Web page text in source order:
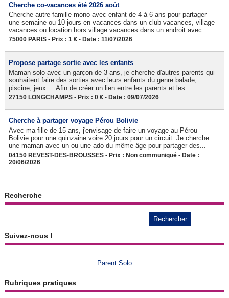
Cherche co-vacances été 2026 août
Cherche autre famille mono avec enfant de 4 à 6 ans pour partager
une semaine ou 10 jours en vacances dans un club vacances, village
vacances ou location hors village vacances dans un endroit avec...
75000 PARIS - Prix : 1 € - Date : 11/07/2026
Propose partage sortie avec les enfants
Maman solo avec un garçon de 3 ans, je cherche d'autres parents qui
souhaitent faire des sorties avec leurs enfants du genre balade,
piscine, jeux ... Afin de créer un lien entre les parents et les...
27150 LONGCHAMPS - Prix : 0 € - Date : 09/07/2026
Cherche à partager voyage Pérou Bolivie
Avec ma fille de 15 ans, j'envisage de faire un voyage au Pérou
Bolivie pour une quinzaine voire 20 jours pour un circuit. Je cherche
une maman avec un ou une ado du même âge pour partager des...
04150 REVEST-DES-BROUSSES - Prix : Non communiqué - Date :
20/06/2026
Recherche
Suivez-nous !
Parent Solo
Rubriques pratiques